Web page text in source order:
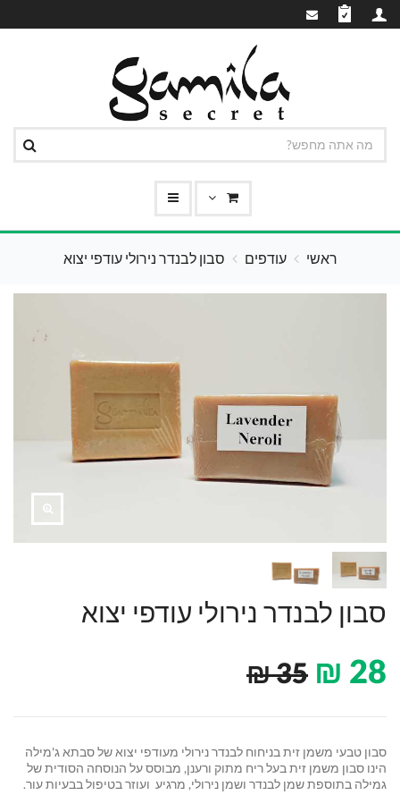
ראשי עודפים סבון לבנדר נירולי עודפי יצוא
סבון לבנדר נירולי עודפי יצוא
28
₪
35
₪
סבון טבעי משמן זית בניחוח לבנדר נירולי מעודפי יצוא של סבתא ג'מילה
הינו סבון משמן זית בעל ריח מתוק ורענן, מבוסס על הנוסחה הסודית של
גמילה בתוספת שמן לבנדר ושמן נירולי, מרגיע ועוזר בטיפול בבעיות עור.